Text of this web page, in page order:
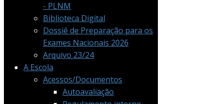
- PLNM
Biblioteca Digital
Dossiê de Preparação para os
Exames Nacionais 2026
Arquivo 23/24
A Escola
Acessos/Documentos
Autoavaliação